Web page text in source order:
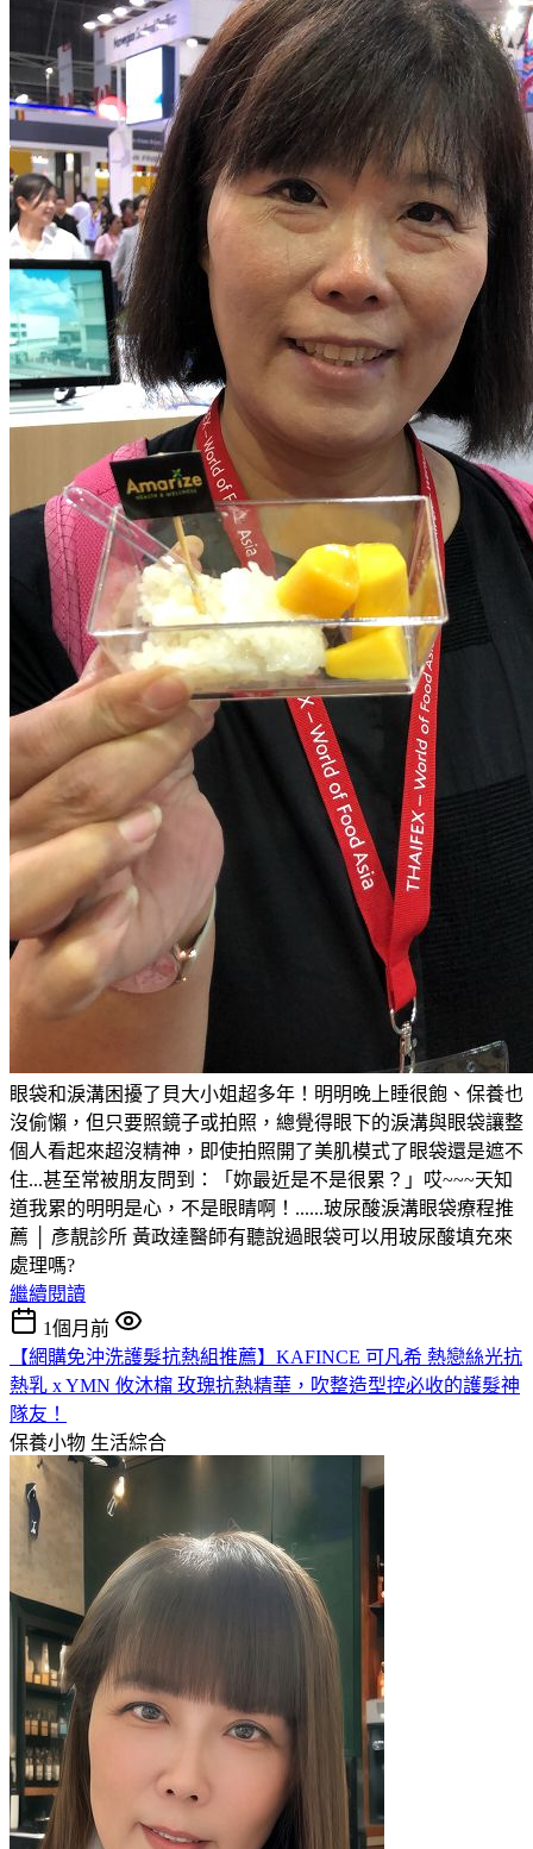
眼袋和淚溝困擾了貝大小姐超多年！明明晚上睡很飽、保養也
沒偷懶，但只要照鏡子或拍照，總覺得眼下的淚溝與眼袋讓整
個人看起來超沒精神，即使拍照開了美肌模式了眼袋還是遮不
住...甚至常被朋友問到：「妳最近是不是很累？」哎~~~天知
道我累的明明是心，不是眼睛啊！......玻尿酸淚溝眼袋療程推
薦 │ 彥靚診所 黃政達醫師有聽說過眼袋可以用玻尿酸填充來
處理嗎?
繼續閱讀
1個月前
【網購免沖洗護髮抗熱組推薦】KAFINCE 可凡希 熱戀絲光抗
熱乳 x YMN 攸沐橣 玫瑰抗熱精華，吹整造型控必收的護髮神
隊友！
保養小物 生活綜合